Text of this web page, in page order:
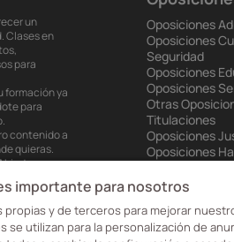
un
Clases en
para
formación ya
para
contenido a
quieras.
Oposiciones
Oposiciones
Seguridad
Oposiciones
Oposiciones
Otras
Titulaciones
Oposiciones
Oposiciones
Oposiciones
importante para nosotros
propias y de terceros para mejorar
se utilizan para la personalización de